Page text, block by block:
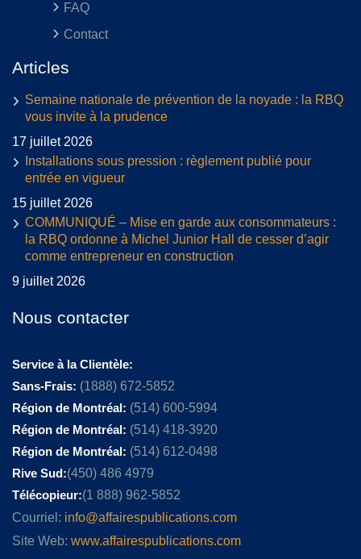
FAQ
Contact
Articles
Semaine nationale de prévention de la noyade : la RBQ
vous invite à la prudence
17 juillet 2026
Installations sous pression : règlement publié pour
entrée en vigueur
15 juillet 2026
COMMUNIQUÉ – Mise en garde aux consommateurs :
la RBQ ordonne à Michel Junior Hall de cesser d’agir
comme entrepreneur en construction
9 juillet 2026
Nous contacter
Service à la Clientèle:
Sans-Frais: (1888) 672-5852
Région de Montréal: (514) 600-5994
Région de Montréal: (514) 418-3920
Région de Montréal: (514) 612-0498
Rive Sud:(450) 486 4979
Télécopieur:(1 888) 962-5852
Courriel: info@affairespublications.com
Site Web: www.affairespublications.com